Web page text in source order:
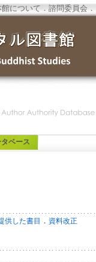
館について ．諮問委員会 ．
ベース
供した書目 ． 資料改正